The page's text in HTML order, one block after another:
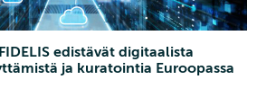
FIDELIS edistävät digitaalista
ja kuratointia Euroopassa